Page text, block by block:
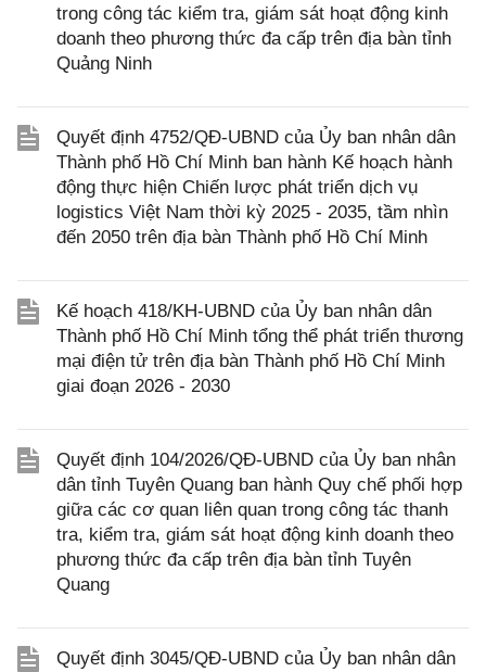
trong công tác kiểm tra, giám sát hoạt động kinh
doanh theo phương thức đa cấp trên địa bàn tỉnh
Quảng Ninh
Quyết định 4752/QĐ-UBND của Ủy ban nhân dân
Thành phố Hồ Chí Minh ban hành Kế hoạch hành
động thực hiện Chiến lược phát triển dịch vụ
logistics Việt Nam thời kỳ 2025 - 2035, tầm nhìn
đến 2050 trên địa bàn Thành phố Hồ Chí Minh
Kế hoạch 418/KH-UBND của Ủy ban nhân dân
Thành phố Hồ Chí Minh tổng thể phát triển thương
mại điện tử trên địa bàn Thành phố Hồ Chí Minh
giai đoạn 2026 - 2030
Quyết định 104/2026/QĐ-UBND của Ủy ban nhân
dân tỉnh Tuyên Quang ban hành Quy chế phối hợp
giữa các cơ quan liên quan trong công tác thanh
tra, kiểm tra, giám sát hoạt động kinh doanh theo
phương thức đa cấp trên địa bàn tỉnh Tuyên
Quang
Quyết định 3045/QĐ-UBND của Ủy ban nhân dân